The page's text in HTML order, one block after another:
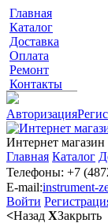
Главная
Каталог
Доставка
Оплата
Ремонт
Контакты
Авторизация
Интернет
Главная Каталог
Телефоны: +7
E-mail:instrument-
Войти
<Назад XЗакрыть